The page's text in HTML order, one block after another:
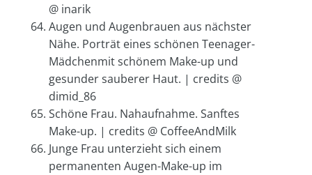
@ inarik
Augen und Augenbrauen aus nächster
Nähe. Porträt eines schönen Teenager-
Mädchenmit schönem Make-up und
gesunder sauberer Haut. | credits @
dimid_86
Schöne Frau. Nahaufnahme. Sanftes
Make-up. | credits @ CoffeeAndMilk
Junge Frau unterzieht sich einem
permanenten Augen-Make-up im